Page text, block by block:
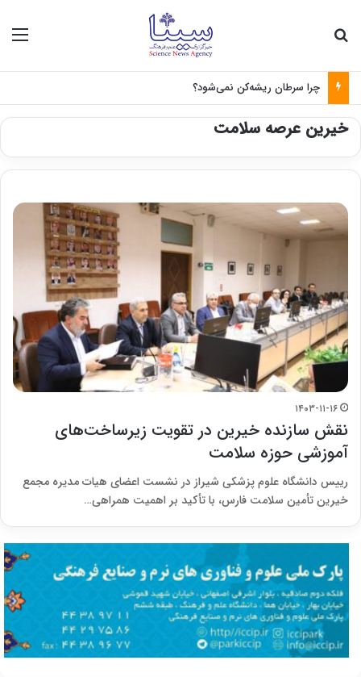
چرا سرطان ریشه‌کن نمی‌شود؟
خیرین عرصه سلامت
۱۴۰۳-۱۱-۱۶
نقش سازنده خیرین در تقویت زیرساخت‌های
آموزشی حوزه سلامت
رییس دانشگاه علوم پزشکی شیراز در نشست اعضای هیات مدیره مجمع
خیرین تأمین سلامت فارس، با تأکید بر اهمیت همراهی…